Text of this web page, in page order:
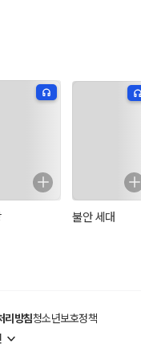
불안 세대
리방침청소년보호정책